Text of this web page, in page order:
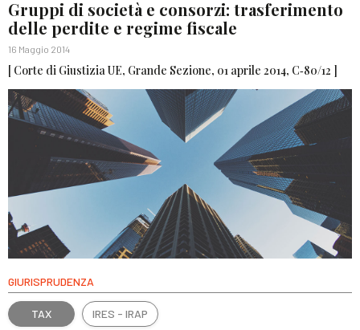
Gruppi di società e consorzi: trasferimento
delle perdite e regime fiscale
16 Maggio 2014
[ Corte di Giustizia UE, Grande Sezione, 01 aprile 2014, C‑80/12 ]
GIURISPRUDENZA
TAX IRES - IRAP